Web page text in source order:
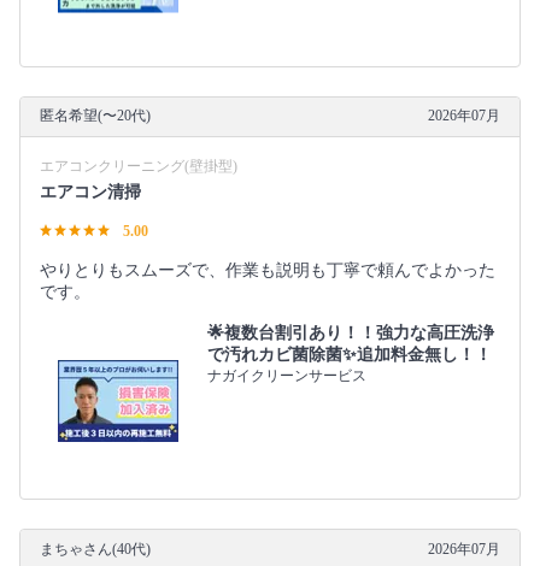
匿名希望(〜20代) 2026年07月
エアコンクリーニング(壁掛型)
エアコン清掃
5.00
やりとりもスムーズで、作業も説明も丁寧で頼んでよかった
です。
🌟複数台割引あり！！強力な高圧洗浄
で汚れカビ菌除菌✨追加料金無し！！
ナガイクリーンサービス
まちゃさん(40代) 2026年07月